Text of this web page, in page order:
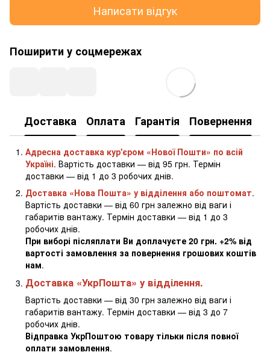
Написати відгук
Поширити у соцмережах
Доставка Оплата Гарантія Повернення
Адресна доставка кур'єром «Нової Пошти» по всій
Україні. Вартість доставки — від 95 грн. Термін
доставки — від 1 до 3 робочих днів.
Доставка «Нова Пошта» у відділення або поштомат.
Вартість доставки — від 60 грн залежно від ваги і
габаритів вантажу. Термін доставки — від 1 до 3
робочих днів.
При виборі післяплати Ви доплачуєте 20 грн. +2% від
вартості замовлення за повернення грошових коштів
нам.
Доставка «УкрПошта» у відділення.
Вартість доставки — від 30 грн залежно від ваги і
габаритів вантажу. Термін доставки — від 3 до 7
робочих днів.
Відправка УкрПоштою товару тільки після повної
оплати замовлення.